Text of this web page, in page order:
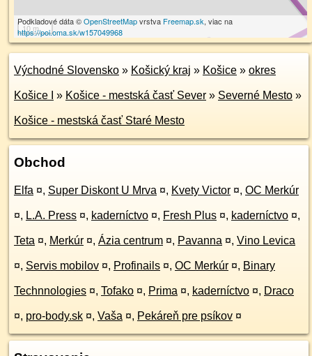
10 m
Podkladové dáta ©OpenStreetMapvrstva Freemap.sk, viac na
https://poi.oma.sk/w157049968
Východné Slovensko » Košický kraj » Košice » okres
Košice I » Košice - mestská časť Sever » Severné Mesto »
Košice - mestská časť Staré Mesto
Obchod
Elfa ¤, Super Diskont U Mrva ¤, Kvety Victor ¤, OC Merkúr
¤, L.A. Press ¤, kaderníctvo ¤, Fresh Plus ¤, kaderníctvo ¤,
Teta ¤, Merkúr ¤, Ázia centrum ¤, Pavanna ¤, Vino Levica
¤, Servis mobilov ¤, Profinails ¤, OC Merkúr ¤, Binary
Technnologies ¤, Tofako ¤, Prima ¤, kaderníctvo ¤, Draco
¤, pro-body.sk ¤, Vaša ¤, Pekáreň pre psíkov ¤